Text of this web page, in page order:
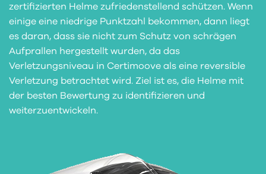
zertifizierten Helme zufriedenstellend schützen. Wenn
einige eine niedrige Punktzahl bekommen, dann liegt
es daran, dass sie nicht zum Schutz von schrägen
Aufprallen hergestellt wurden, da das
Verletzungsniveau in Certimoove als eine reversible
Verletzung betrachtet wird. Ziel ist es, die Helme mit
der besten Bewertung zu identifizieren und
weiterzuentwickeln.